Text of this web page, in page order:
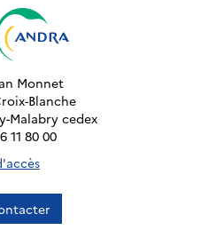
Monnet
Blanche
Malabry cedex
11 80 00